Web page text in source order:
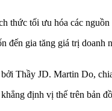
thức tối ưu hóa các
gia tăng giá trị doanh
Thầy JD. Martin Do,
định vị thế trên bản